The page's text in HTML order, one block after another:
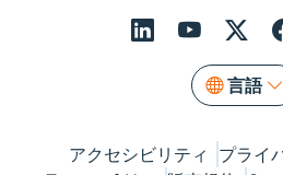
言語
アクセシビリティ
プライ